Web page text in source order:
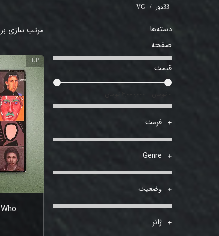
33دور VG
دسته‌ها
صفحه
قیمت
فرمت
Genre
وضعیت
ژانر
مرتب سازی
LP